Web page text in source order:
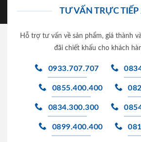
TƯ VẤN TRỰC
Hỗ trợ tư vấn về sản phẩm, giá thành
đãi chiết khấu cho khách
0933.707.707
0855.400.400
0834.300.300
0899.400.400